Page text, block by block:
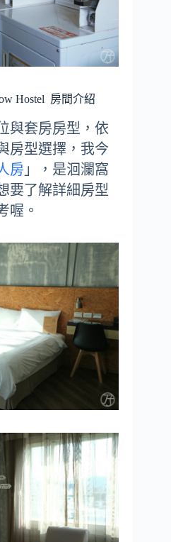
Hostel 房間介紹
與套房房型，依
房型選擇，我今
房 」，是洄瀾窩
要了解詳細房型
喔。